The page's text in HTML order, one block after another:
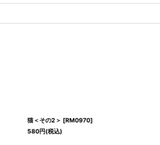
猫＜その2＞ [RM0970]
580円(税込)